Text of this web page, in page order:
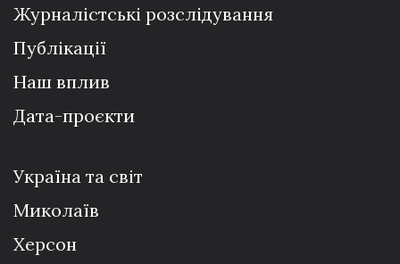
Журналістські розслідування
Публікації
Наш вплив
Дата-проєкти
Україна та світ
Миколаїв
Херсон